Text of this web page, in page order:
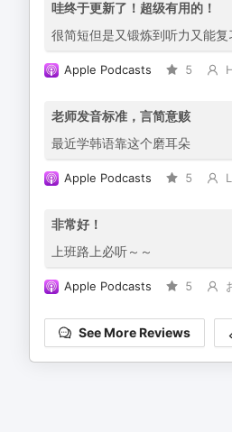
哇终于更新了！超级有用的！
很简短但是又锻炼到听力又能
Apple Podcasts 5
老师发音标准，言简意赅
最近学韩语靠这个磨耳朵
Apple Podcasts 5
非常好！
上班路上必听～～
Apple Podcasts 5
See More Reviews